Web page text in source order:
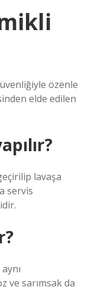
özenle
elde edilen
lavaşa
servis
ve sarımsak da